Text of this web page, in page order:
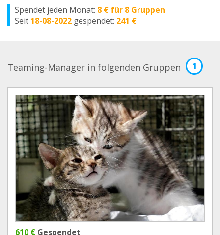
Spendet jeden Monat: 8 € für 8 Gruppen
Seit 18-08-2022 gespendet: 241 €
Teaming-Manager in folgenden Gruppen 1
610 € Gespendet